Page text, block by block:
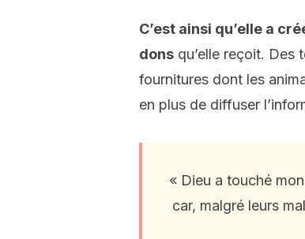
C’est ainsi qu’elle a
dons qu’elle reçoit. Des
fournitures dont les
en plus de diffuser
« Dieu a touché
car, malgré leurs